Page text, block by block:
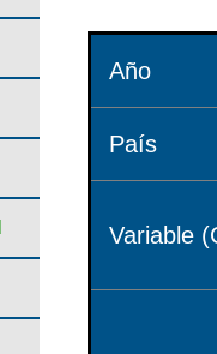
Año
País
Variable